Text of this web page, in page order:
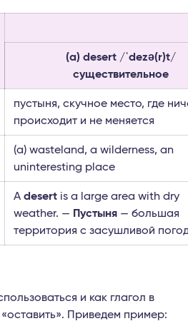
(a) desert /ˈdezə(r)t/
существительное
пустыня, скучное место, где
происходит и не меняется
(a) wasteland, a wilderness, an
uninteresting place
A desert is a large area with dry
weather. — Пустыня — большая
территория с засушливой
и как глагол в
Приведем пример: